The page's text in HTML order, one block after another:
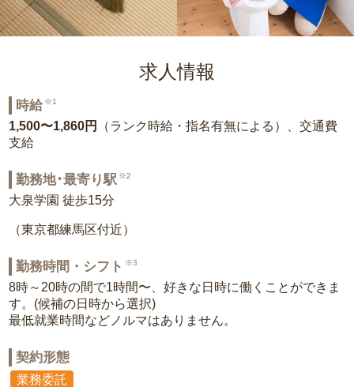
求人情報
時給 ※1
1,500〜1,860円
（ランク時給・指名有無による）、交通費
支給
勤務地･最寄り駅 ※2
大泉学園 徒歩15分
（東京都練馬区付近）
勤務時間・シフト ※3
8時～20時の間で1時間〜、好きな日時に働くことができま
す。(候補の日時から選択)
最低就業時間などノルマはありません。
契約形態
業務委託